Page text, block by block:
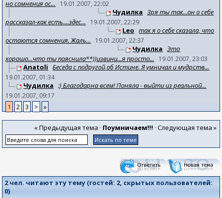
но сомнения ос...
19.01.2007, 22:02
Чудилка Зря ты так...он о себе
рассказал-как есть....здес...
19.01.2007, 22:29
Leo так я о себе сказала, что
остаются сомнения. Жаль...
19.01.2007, 22:37
Чудилка Это
хорошо...что ты пояснила**))извини...я просто...
19.01.2007, 23:03
Anatoli Беседа с подругой об Истине. Я умничал и мудрств...
19.01.2007, 01:34
Чудилка :) Благодарна всем! Поняла - выйти из реальной...
19.01.2007, 09:17
1 2 3 > »
« Предыдущая тема · Поумничаем!!! · Следующая тема »
2 чел. читают эту тему (гостей: 2, скрытых пользователей:
0)